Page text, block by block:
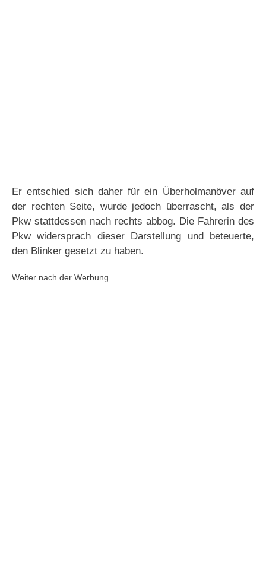
Er entschied sich daher für ein Überholmanöver auf
der rechten Seite, wurde jedoch überrascht, als der
Pkw stattdessen nach rechts abbog. Die Fahrerin des
Pkw widersprach dieser Darstellung und beteuerte,
den Blinker gesetzt zu haben.
Weiter nach der Werbung